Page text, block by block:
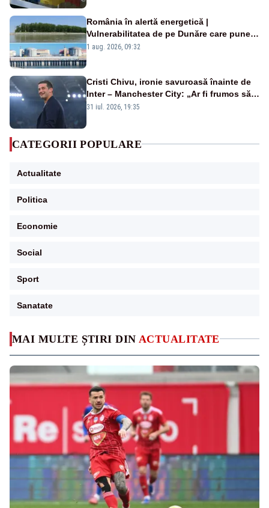
MAI MULTE ȘTIRI DIN ACTUALITATE
România în alertă energetică |
Vulnerabilitatea de pe Dunăre care pune
în pericol Centrala Cernavodă era
1 aug. 2026, 09:32
Cristi Chivu, ironie savuroasă înainte de
Inter – Manchester City: „Ar fi frumos să
mai cumpărați și de la noi”
31 iul. 2026, 19:35
CATEGORII POPULARE
Actualitate
Politica
Economie
Social
Sport
Sanatate